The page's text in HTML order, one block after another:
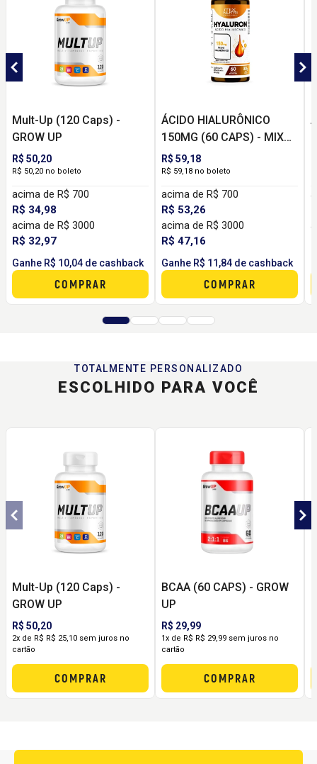
Mult-Up (120 Caps) -
GROW UP
R$ 50,20
R$ 50,20 no boleto
acima de R$ 700
R$ 34,98
acima de R$ 3000
R$ 32,97
Ganhe R$ 10,04 de cashback
COMPRAR
ÁCIDO HIALURÔNICO
150MG (60 CAPS) - MIX
NUTRI
R$ 59,18
R$ 59,18 no boleto
acima de R$ 700
R$ 53,26
acima de R$ 3000
R$ 47,16
Ganhe R$ 11,84 de cashback
COMPRAR
TOTALMENTE PERSONALIZADO
ESCOLHIDO PARA VOCÊ
Mult-Up (120 Caps) -
GROW UP
R$ 50,20
2x de R$ R$ 25,10 sem juros no
cartão
COMPRAR
BCAA (60 CAPS) - GROW
UP
R$ 29,99
1x de R$ R$ 29,99 sem juros no
cartão
COMPRAR